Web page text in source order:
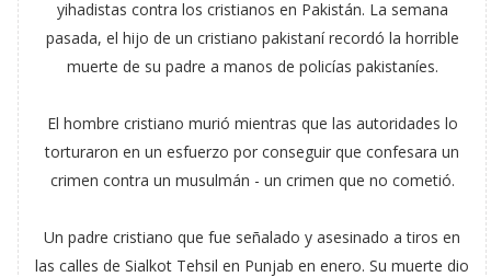
yihadistas contra los cristianos en Pakistán. La semana
pasada, el hijo de un cristiano pakistaní recordó la horrible
muerte de su padre a manos de policías pakistaníes.
El hombre cristiano murió mientras que las autoridades lo
torturaron en un esfuerzo por conseguir que confesara un
crimen contra un musulmán - un crimen que no cometió.
Un padre cristiano que fue señalado y asesinado a tiros en
las calles de Sialkot Tehsil en Punjab en enero. Su muerte dio